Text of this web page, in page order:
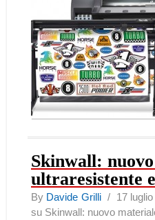
Skinwall:
ultraresistente
By Davide Grilli/ 17
su Skinwall: nuovo